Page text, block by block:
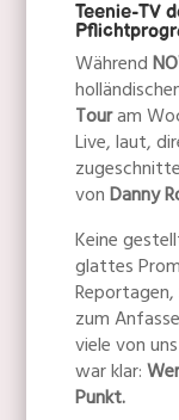
Teenie-TV
Während
Touram
Live, laut,
vonDanny
Keine
glattes
zum
viele von
war klar:
Punkt.